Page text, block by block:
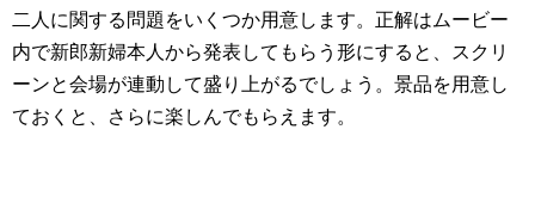
二人に関する問題をいくつか用意します。正解はムービー
内で新郎新婦本人から発表してもらう形にすると、スクリ
ーンと会場が連動して盛り上がるでしょう。景品を用意し
ておくと、さらに楽しんでもらえます。